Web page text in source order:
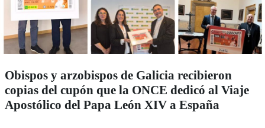
Obispos y arzobispos de Galicia recibieron
copias del cupón que la ONCE dedicó al Viaje
Apostólico del Papa León XIV a España